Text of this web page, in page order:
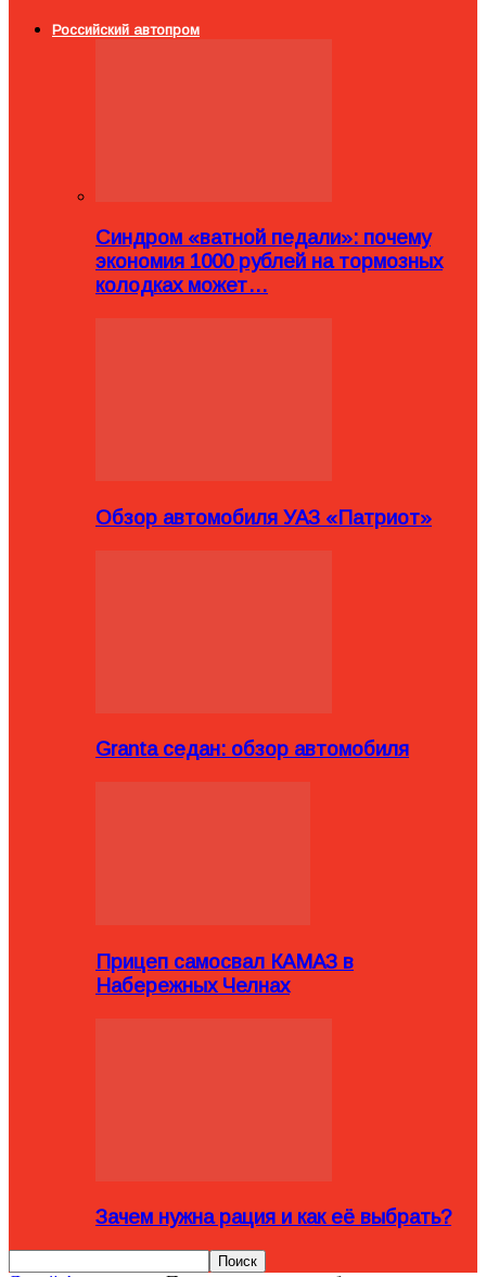
Российский автопром
Синдром «ватной педали»: почему
экономия 1000 рублей на тормозных
колодках может…
Обзор автомобиля УАЗ «Патриот»
Granta седан: обзор автомобиля
Прицеп самосвал КАМАЗ в
Набережных Челнах
Зачем нужна рация и как её выбрать?